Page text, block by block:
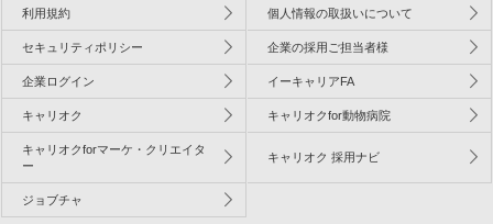
利用規約 個人情報の取扱いについて
セキュリティポリシー 企業の採用ご担当者様
企業ログイン イーキャリアFA
キャリオク キャリオクfor動物病院
キャリオクforマーケ・クリエイタ
ー
キャリオク 採用ナビ
ジョブチャ